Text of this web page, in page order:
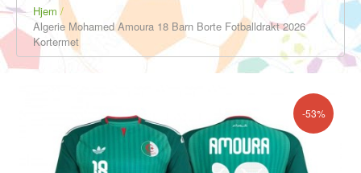
Hjem
Algerie Mohamed Amoura 18 Barn Borte Fotballdrakt 2026
Kortermet
-53%